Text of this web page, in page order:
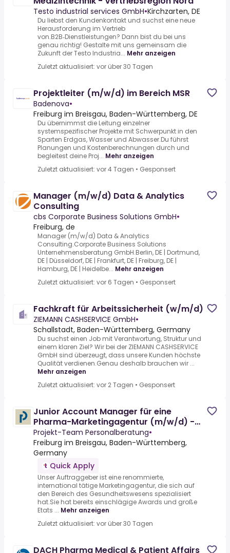
Testo industrial services GmbH•Kirchzarten, DE
Du liebst den Kundenkontakt und suchst eine neue
Herausforderung im Vertrieb
von.B2B‑Dienstleistungen? Dann bist du bei uns
genau richtig! Gestalte mit uns gemeinsam die
Zukunft der Testo Industria... Mehr anzeigen
Zuletzt aktualisiert: vor über 30 Tagen
Projektleiter (m/w/d) im Bereich MSR
Badenova•
Freiburg im Breisgau, Baden-Württemberg, DE
Du übernimmst die Leitung einzelner
systemspezifischer Projekte mit Schwerpunkt in den
Sparten Erdgas, Wasser und Abwasser.Du führst
Planungen und Kostenberechnungen durch und
begleitest deine Proj... Mehr anzeigen
Zuletzt aktualisiert: vor 4 Tagen • Gesponsert
Manager (m/w/d) Data & Analytics
Consulting
cbs Corporate Business Solutions GmbH•
Freiburg, de
Manager (m/w/d) Data & Analytics
Consulting.Corporate Business Solutions
Unternehmensberatung GmbH.Berlin, DE | Dortmund,
DE | Düsseldorf, DE | Frankfurt, DE | Freiburg, DE |
Hamburg, DE | Heidelbe... Mehr anzeigen
Zuletzt aktualisiert: vor 6 Tagen • Gesponsert
Fachkraft für Arbeitssicherheit (w/m/d)
ZIEMANN CASHSERVICE GmbH•
Schallstadt, Baden-Württemberg, Germany
Du suchst einen Job mit Verantwortung, Struktur und
einem klaren Ziel? Wir bei der ZIEMANN CASHSERVICE
GmbH sind überzeugt, dass unsere Kunden höchste
Qualität verdienen.Genau deshalb brauchen wir ...
Mehr anzeigen
Zuletzt aktualisiert: vor 2 Tagen • Gesponsert
Junior Account Manager für eine
Pharma-Marketingagentur (m/w/d) -
JN243-01
Projekt-Team Personalberatung•
Freiburg im Breisgau, Baden-Württemberg,
Germany
Quick Apply
Unser Auftraggeber ist eine renommierte,
international tätige Marketingagentur, die sich auf
den Bereich des Gesundheitswesens spezialisiert
hat.Sie hat bereits einschlägige Awards und große
Etats ... Mehr anzeigen
Zuletzt aktualisiert: vor über 30 Tagen
DACH Pharma Medical & Patient Affairs